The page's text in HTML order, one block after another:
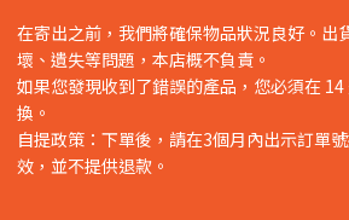
在寄出之前，我們將確保物品狀況良好。出
壞、遺失等問題，本店概不負責。
如果您發現收到了錯誤的產品，您必須在
換。
自提政策：下單後，請在3個月內出示訂單
效，並不提供退款。